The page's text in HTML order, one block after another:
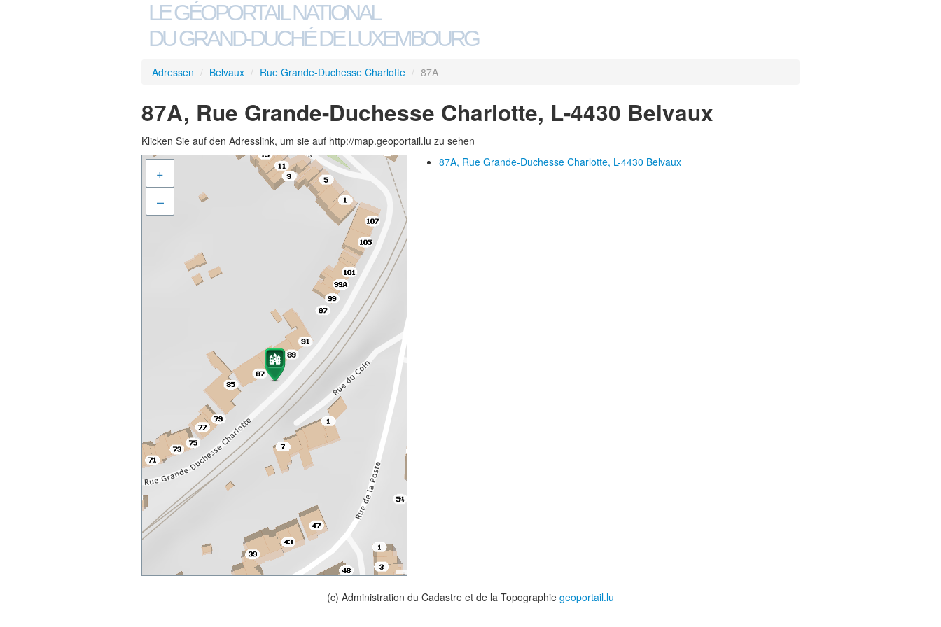
LE GÉOPORTAIL NATIONAL
DU GRAND-DUCHÉ DE LUXEMBOURG
Adressen / Belvaux / Rue Grande-Duchesse Charlotte / 87A
87A, Rue Grande-Duchesse Charlotte, L-4430 Belvaux
Klicken Sie auf den Adresslink, um sie auf http://map.geoportail.lu zu sehen
+
–
87A, Rue Grande-Duchesse Charlotte, L-4430 Belvaux
(c) Administration du Cadastre et de la Topographie geoportail.lu